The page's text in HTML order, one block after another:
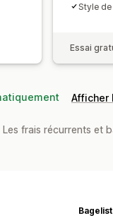
Style
Essai
Afficher
frais récurrents et